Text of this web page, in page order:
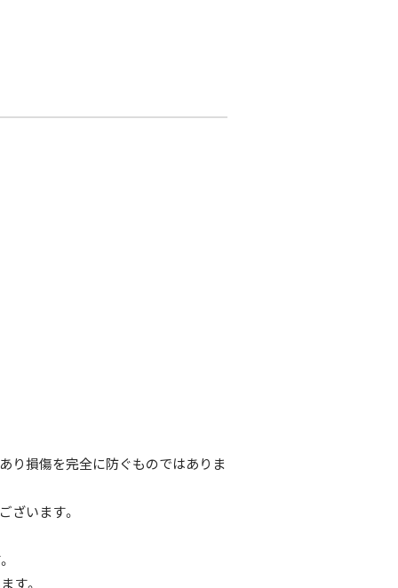
り損傷を完全に防ぐものではありま
ざいます。
す。